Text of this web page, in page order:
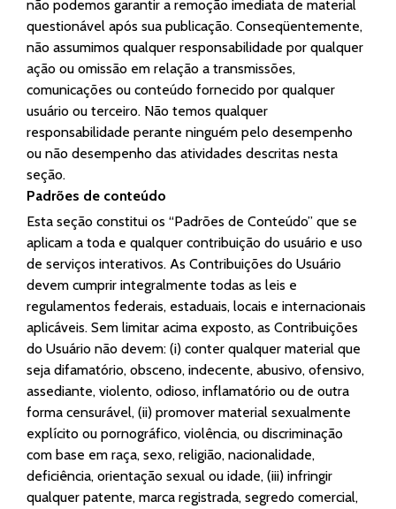
não podemos garantir a remoção imediata de material
questionável após sua publicação. Conseqüentemente,
não assumimos qualquer responsabilidade por qualquer
ação ou omissão em relação a transmissões,
comunicações ou conteúdo fornecido por qualquer
usuário ou terceiro. Não temos qualquer
responsabilidade perante ninguém pelo desempenho
ou não desempenho das atividades descritas nesta
seção.
Padrões de conteúdo
Esta seção constitui os “Padrões de Conteúdo” que se
aplicam a toda e qualquer contribuição do usuário e uso
de serviços interativos. As Contribuições do Usuário
devem cumprir integralmente todas as leis e
regulamentos federais, estaduais, locais e internacionais
aplicáveis. Sem limitar acima exposto, as Contribuições
do Usuário não devem: (i) conter qualquer material que
seja difamatório, obsceno, indecente, abusivo, ofensivo,
assediante, violento, odioso, inflamatório ou de outra
forma censurável, (ii) promover material sexualmente
explícito ou pornográfico, violência, ou discriminação
com base em raça, sexo, religião, nacionalidade,
deficiência, orientação sexual ou idade, (iii) infringir
qualquer patente, marca registrada, segredo comercial,